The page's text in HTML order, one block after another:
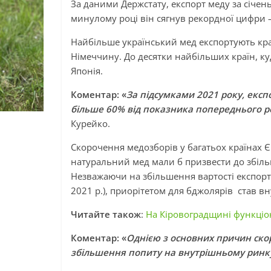
За даними Держстату, експорт меду за
минулому році він сягнув рекордної
Найбільше український мед експортують
Німеччину. До десятки найбільших країн,
Японія.
Коментар: «За підсумками 2021 року,
більше 60% від показника попереднього
Курейко.
Скорочення медозборів у багатьох
натуральний мед мали б призвести до
Незважаючи на збільшення вартості
2021 р.), приорітетом для бджолярів став
Читайте також: На Кіровоградщині
Коментар: «Однією з основних причин
збільшення попиту на внутрішньому